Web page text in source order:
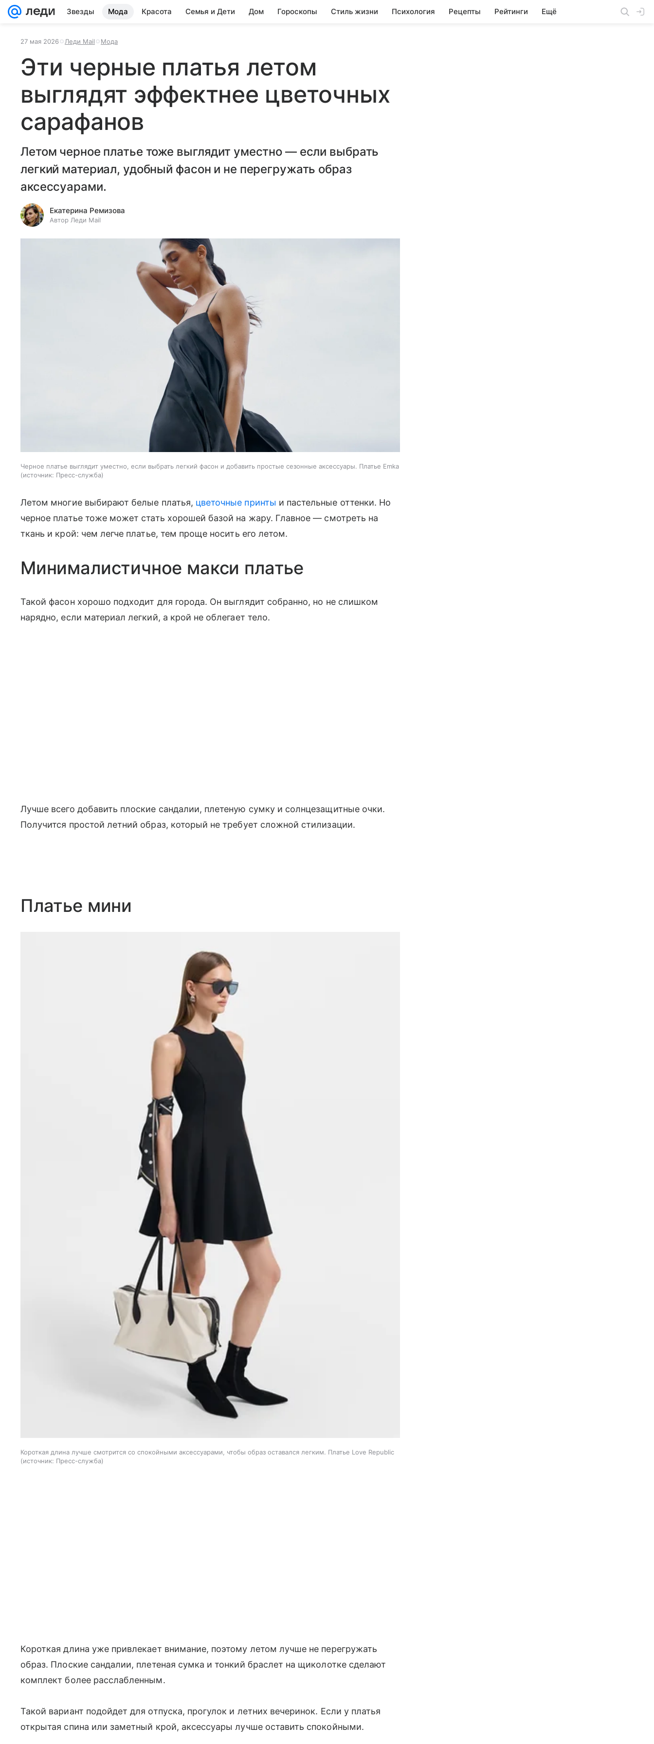
Звезды Мода Красота Семья и Дети Дом Гороскопы Стиль жизни Психология Рецепты Рейтинги Ещё
27 мая 2026 Леди Mail Мода
Эти черные платья летом
выглядят эффектнее цветочных
сарафанов
Летом черное платье тоже выглядит уместно — если выбрать
легкий материал, удобный фасон и не перегружать образ
аксессуарами.
Екатерина Ремизова
Автор Леди Mail
Черное платье выглядит уместно, если выбрать легкий фасон и добавить простые сезонные аксессуары. Платье Emka
источник: Пресс-служба
Летом многие выбирают белые платья, цветочные принты и пастельные оттенки. Но
черное платье тоже может стать хорошей базой на жару. Главное — смотреть на
ткань и крой: чем легче платье, тем проще носить его летом.
Минималистичное макси платье
Такой фасон хорошо подходит для города. Он выглядит собранно, но не слишком
нарядно, если материал легкий, а крой не облегает тело.
Лучше всего добавить плоские сандалии, плетеную сумку и солнцезащитные очки.
Получится простой летний образ, который не требует сложной стилизации.
Платье мини
Короткая длина лучше смотрится со спокойными аксессуарами, чтобы образ оставался легким. Платье Love Republic
источник: Пресс-служба
Короткая длина уже привлекает внимание, поэтому летом лучше не перегружать
образ. Плоские сандалии, плетеная сумка и тонкий браслет на щиколотке сделают
комплект более расслабленным.
Такой вариант подойдет для отпуска, прогулок и летних вечеринок. Если у платья
открытая спина или заметный крой, аксессуары лучше оставить спокойными.